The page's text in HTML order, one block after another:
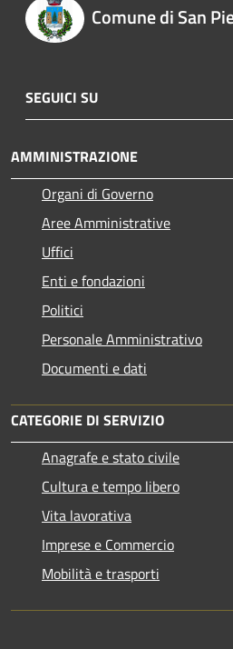
Comune di San
SEGUICI SU
AMMINISTRAZIONE
Organi di Governo
Aree Amministrative
Uffici
Enti e fondazioni
Politici
Personale Amministrativo
Documenti e dati
CATEGORIE DI SERVIZIO
Anagrafe e stato civile
Cultura e tempo libero
Vita lavorativa
Imprese e Commercio
Mobilità e trasporti